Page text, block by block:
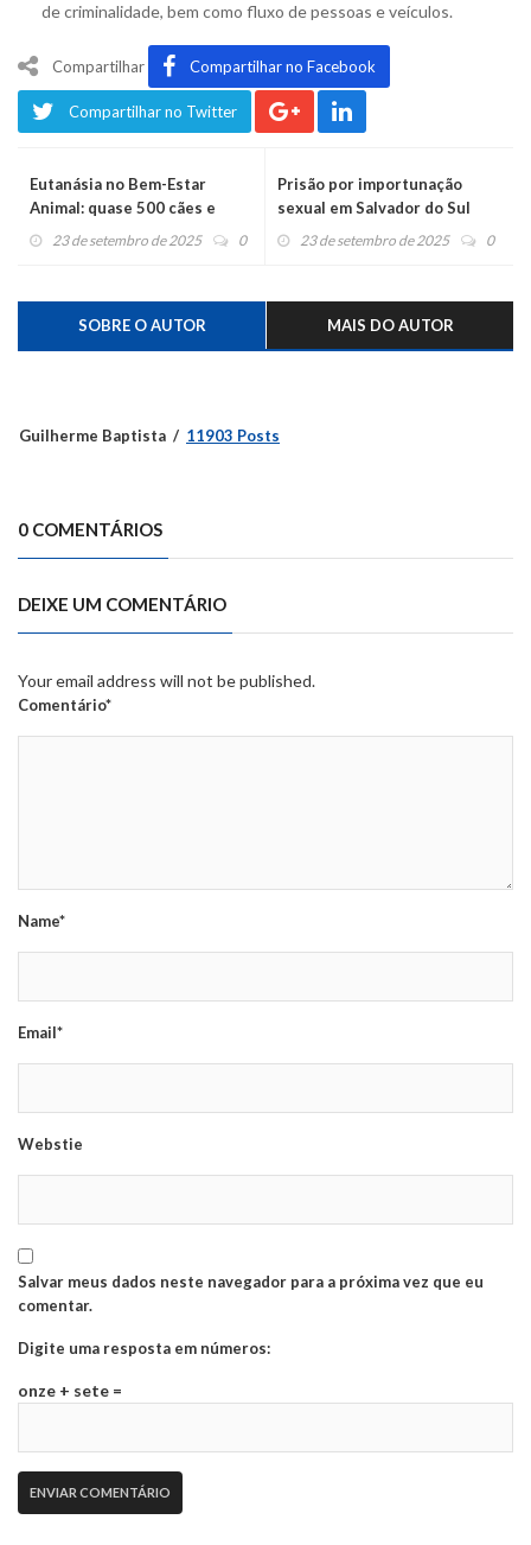
de criminalidade, bem como fluxo de pessoas e veículos.
Compartilhar Compartilhar no Facebook
Compartilhar no Twitter
Eutanásia no Bem-Estar
Animal: quase 500 cães e
gatos mortos em Canoas
23 de setembro de 2025 0
Prisão por importunação
sexual em Salvador do Sul
23 de setembro de 2025 0
SOBRE O AUTOR MAIS DO AUTOR
Guilherme Baptista 11903 Posts
0 COMENTÁRIOS
DEIXE UM COMENTÁRIO
Your email address will not be published.
Comentário*
Name*
Email*
Webstie
Salvar meus dados neste navegador para a próxima vez que eu
comentar.
Digite uma resposta em números:
onze + sete =